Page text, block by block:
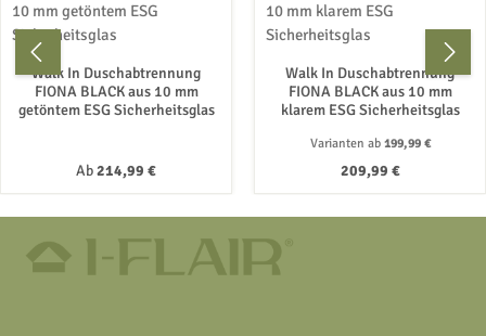
Walk In Duschabtrennung
FIONA BLACK aus 10 mm
getöntem ESG Sicherheitsglas
Regulärer Preis:
Ab214,99 €
Walk In Duschabtrennung
FIONA BLACK aus 10 mm
klarem ESG Sicherheitsglas
Varianten ab199,99 €
Regulärer Preis:
209,99 €